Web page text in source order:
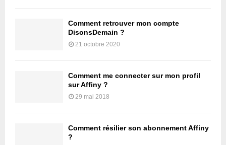
Comment retrouver mon compte
DisonsDemain ?
21 octobre 2020
Comment me connecter sur mon profil
sur Affiny ?
29 mai 2018
Comment résilier son abonnement Affiny
?